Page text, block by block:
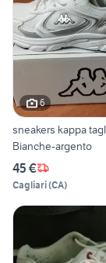
6
sneakers kappa
Bianche-argento
45 €
Cagliari(CA)